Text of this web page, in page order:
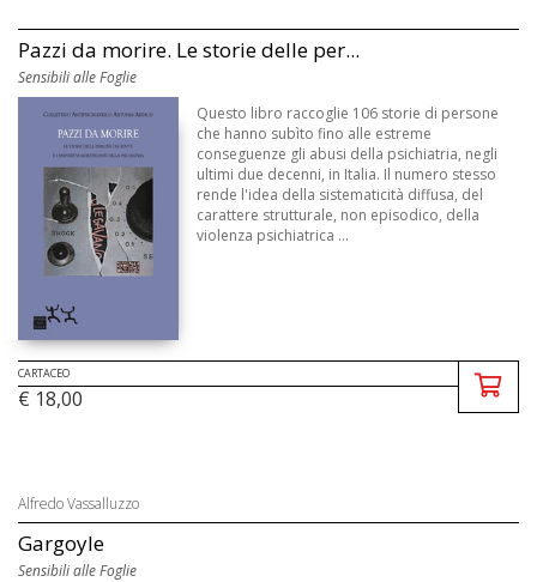
Pazzi da morire. Le storie delle per...
Sensibili alle Foglie
Questo libro raccoglie 106 storie di persone
che hanno subìto fino alle estreme
conseguenze gli abusi della psichiatria, negli
ultimi due decenni, in Italia. Il numero stesso
rende l'idea della sistematicità diffusa, del
carattere strutturale, non episodico, della
violenza psichiatrica ...
CARTACEO
€ 18,00
Alfredo Vassalluzzo
Gargoyle
Sensibili alle Foglie